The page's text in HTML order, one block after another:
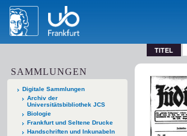
TITEL
SAMMLUNGEN
Digitale Sammlungen
Archiv der
Universitätsbibliothek JCS
Biologie
Frankfurt und Seltene Drucke
Handschriften und Inkunabeln